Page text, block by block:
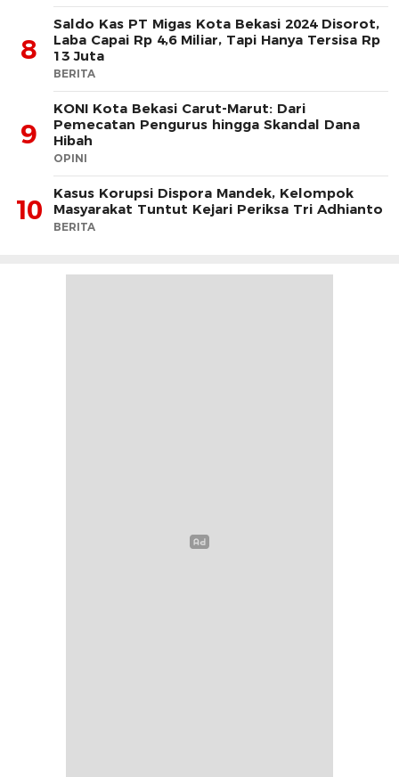
8
Saldo Kas PT Migas Kota Bekasi 2024 Disorot,
Laba Capai Rp 4,6 Miliar, Tapi Hanya Tersisa Rp
13 Juta
BERITA
9
KONI Kota Bekasi Carut-Marut: Dari
Pemecatan Pengurus hingga Skandal Dana
Hibah
OPINI
10
Kasus Korupsi Dispora Mandek, Kelompok
Masyarakat Tuntut Kejari Periksa Tri Adhianto
BERITA